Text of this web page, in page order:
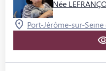
Née
Port-Jérôme-sur-Seine